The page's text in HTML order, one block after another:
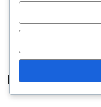
Leave A Reply